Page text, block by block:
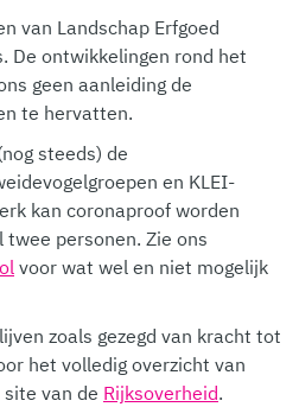
van Landschap Erfgoed
De ontwikkelingen rond het
geen aanleiding de
te hervatten.
steeds) de
en KLEI-
kan coronaproof worden
personen. Zie ons
voor wat wel en niet mogelijk
zoals gezegd van kracht tot
het volledig overzicht van
van de Rijksoverheid.